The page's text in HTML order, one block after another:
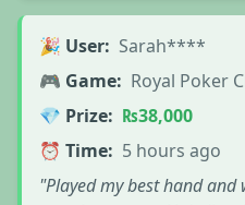
🎉 User: Sarah****
🎮 Game: Royal Poker
💎 Prize: ₨38,000
⏰ Time: 5 hours ago
"Played my best hand